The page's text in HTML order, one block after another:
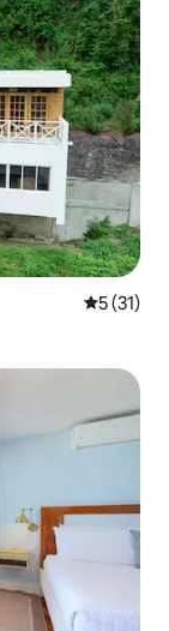
5 de uma
5 (31)